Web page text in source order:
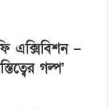
এক্সিবিশন –
গল্প’